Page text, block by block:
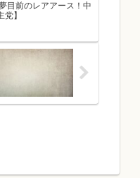
目前のレアアース！中
】